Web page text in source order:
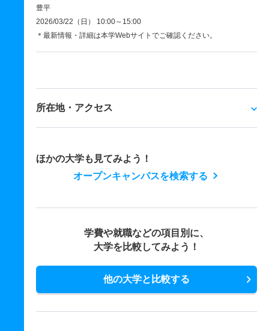
豊平
2026/03/22（日） 10:00～15:00
＊最新情報・詳細は本学Webサイトでご確認ください。
所在地・アクセス
ほかの大学も見てみよう！
オープンキャンパスを検索する
学費や就職などの項目別に、
大学を比較してみよう！
他の大学と比較する